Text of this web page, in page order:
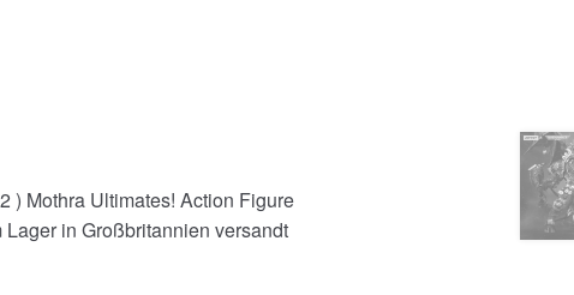
) Mothra Ultimates! Action Figure
in Großbritannien versandt